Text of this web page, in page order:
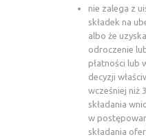
nie zalega z
składek na
albo że
odroczenie
płatności lub
decyzji
wcześniej niż
składania
w
składania